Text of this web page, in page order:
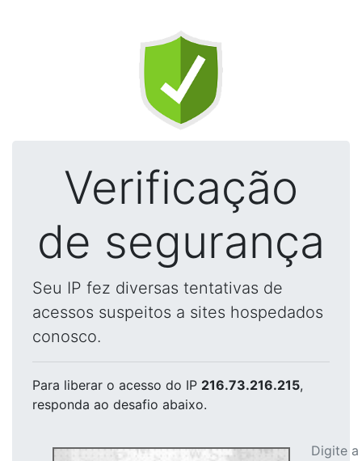
Verificação
de segurança
Seu IP fez diversas tentativas de
acessos suspeitos a sites hospedados
conosco.
Para liberar o acesso do IP 216.73.216.215,
responda ao desafio abaixo.
Digite